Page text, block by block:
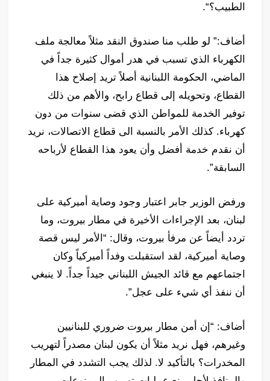
الطبيب؟“.
أضاف:” لو طلب منا صندوق النقد مثلاً معالجة ملف
الكهرباء الذي تسبب في هدر أموال كثيرة جداً في
الماضي، الحكومة اللبنانية أصلاً تريد إصلاح هذا
القطاع، وتحويله إلى قطاع رابح، والأهم من ذلك
توفير الخدمة للمواطن الذي قضى سنوات من دون
كهرباء. كذلك الأمر بالنسبة الى قطاع الاتصالات، نريد
أن نقدم خدمة أفضل وأن يعود هذا القطاع لأرباحه
السابقة”.
ورفض الوزير جابر اعتبار وجود وصاية أميركية على
لبنان، بعد الإجراءات الأخيرة في مطار بيروت، وما
تردد أيضاً عن مرفأ بيروت، وقال: “الأمر ليس قصة
وصاية أميركية، لقد استقبلت وفداً أميركياً وكان
اجتماعهم مع قائد الجيش اللبناني جيداً جداً. لا ينبغي
أن ننفذ أي شيء على عجل”.
أضاف: “إن أمن مطار بيروت ضروري للبنانيين
وغيرهم، فهل نريد مثلاً أن يكون لبنان مصدراً لتهريب
المخدرات؟ بالتأكيد لا. لذلك يجب التشدد في المطار